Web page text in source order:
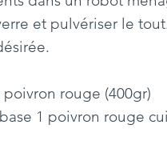
et pulvériser le
rouge (400gr)
1 poivron rouge